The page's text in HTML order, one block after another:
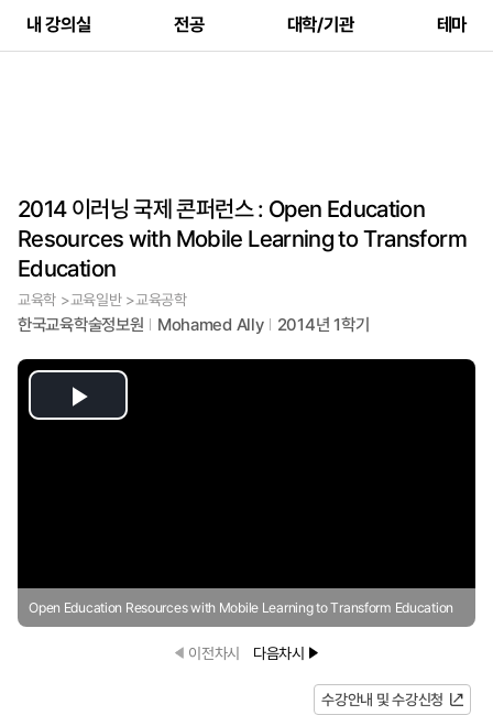
내 강의실 전공 대학/기관 테마
2014 이러닝 국제 콘퍼런스 : Open Education
Resources with Mobile Learning to Transform
Education
교육학 >교육일반 >교육공학
한국교육학술정보원 Mohamed Ally 2014년 1학기
Play
Open Education Resources with Mobile Learning to Transform Education
이전차시 다음차시
수강안내 및 수강신청